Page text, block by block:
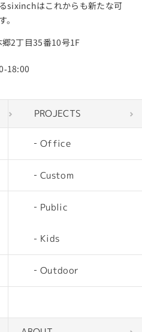
sixinchはこれからも新たな可
2丁目35番10号1F
PROJECTS
Office
Custom
Public
Kids
Outdoor